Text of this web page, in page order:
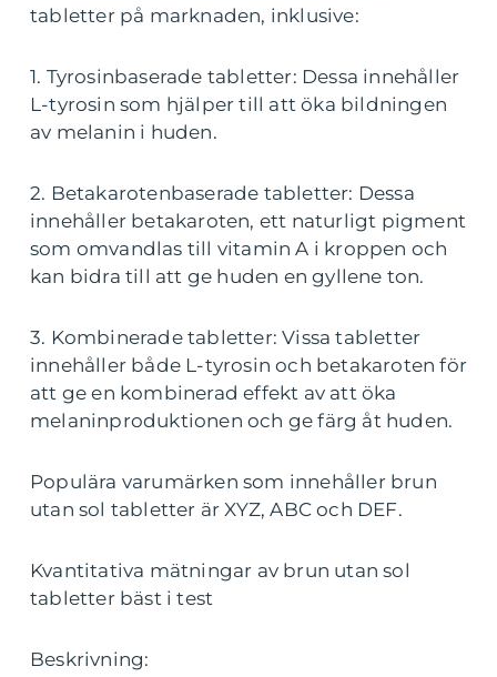
tabletter på marknaden, inklusive:
1. Tyrosinbaserade tabletter: Dessa innehåller
L-tyrosin som hjälper till att öka bildningen
av melanin i huden.
2. Betakarotenbaserade tabletter: Dessa
innehåller betakaroten, ett naturligt pigment
som omvandlas till vitamin A i kroppen och
kan bidra till att ge huden en gyllene ton.
3. Kombinerade tabletter: Vissa tabletter
innehåller både L-tyrosin och betakaroten för
att ge en kombinerad effekt av att öka
melaninproduktionen och ge färg åt huden.
Populära varumärken som innehåller brun
utan sol tabletter är XYZ, ABC och DEF.
Kvantitativa mätningar av brun utan sol
tabletter bäst i test
Beskrivning: